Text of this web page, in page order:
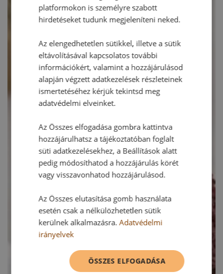
platformokon is személyre szabott
hirdetéseket tudunk megjeleníteni neked.
Az elengedhetetlen sütikkel, illetve a sütik
eltávolításával kapcsolatos további
információkért, valamint a hozzájárulásod
alapján végzett adatkezelések részleteinek
ismertetéséhez kérjük tekintsd meg
adatvédelmi elveinket.
Az Összes elfogadása gombra kattintva
hozzájárulhatsz a tájékoztatóban foglalt
süti adatkezelésekhez, a Beállítások alatt
pedig módosíthatod a hozzájárulás körét
vagy visszavonhatod hozzájárulásod.
Az Összes elutasítása gomb használata
esetén csak a nélkülözhetetlen sütik
kerülnek alkalmazásra.Adatvédelmi
irányelvek
ÖSSZES ELFOGADÁSA